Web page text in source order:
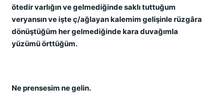
ötedir varlığın ve gelmediğinde saklı tuttuğum
veryansın ve işte ç/ağlayan kalemim gelişinle rüzgâra
dönüştüğüm her gelmediğinde kara duvağımla
yüzümü örttüğüm.
Ne prensesim ne gelin.